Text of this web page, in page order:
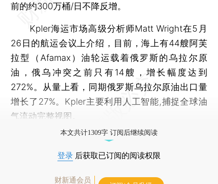
前的约300万桶/日不降反增。
Kpler海运市场高级分析师Matt Wright在5月
26日的航运会议上介绍，目前，海上有44艘阿芙
拉型（Afamax）油轮运载着俄罗斯的乌拉尔原
油，俄乌冲突之前只有14艘，增长幅度达到
272%。从量上看，同期俄罗斯乌拉尔原油出口量
增长了27%。Kpler主要利用人工智能,捕捉全球油
气流动完整视图。
本文共计1309字 订阅后继续阅读
登录 后获取已订阅的阅读权限
财新通会员